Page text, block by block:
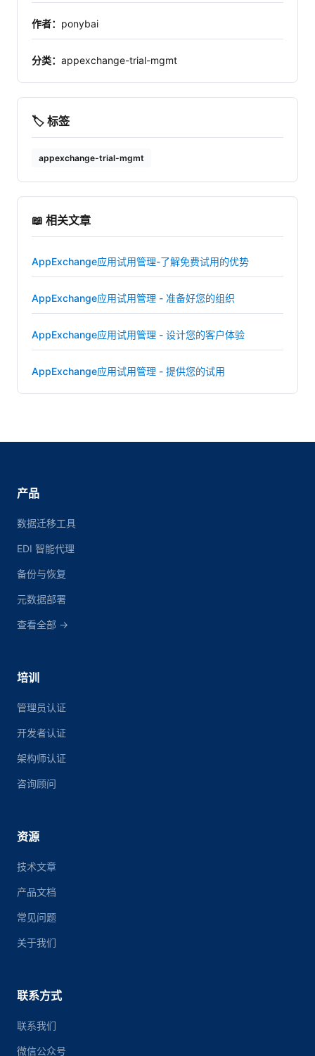
作者： ponybai
分类： appexchange-trial-mgmt
🏷️ 标签
appexchange-trial-mgmt
📖 相关文章
AppExchange应用试用管理-了解免费试用的优势
AppExchange应用试用管理 - 准备好您的组织
AppExchange应用试用管理 - 设计您的客户体验
AppExchange应用试用管理 - 提供您的试用
产品
数据迁移工具
EDI 智能代理
备份与恢复
元数据部署
查看全部 →
培训
管理员认证
开发者认证
架构师认证
咨询顾问
资源
技术文章
产品文档
常见问题
关于我们
联系方式
联系我们
微信公众号